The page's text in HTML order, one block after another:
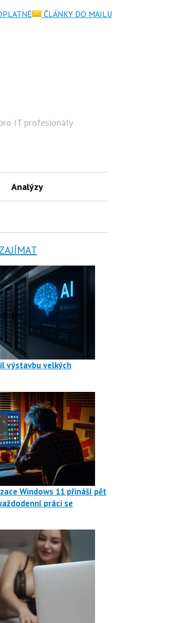
IT profesionály
Analýzy
výstavbu velkých
Windows 11 přináší pět
práci se
ČLÁNKY DO MAILU